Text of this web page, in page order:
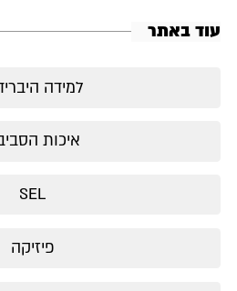
עוד באתר
למידה
איכות
SEL
פיזיקה